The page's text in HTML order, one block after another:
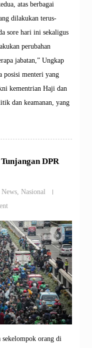
atas berbagai
dilakukan terus-
sore hari ini sekaligus
perubahan
jabatan,” Ungkap
posisi menteri yang
kementrian Haji dan
dan keamanan, yang
DPR
, Nasional
sekelompok orang di